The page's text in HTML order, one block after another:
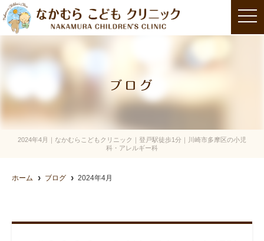
t
o
i
ブログ
2024年4月｜なかむらこどもクリニック｜登戸駅徒歩1分｜川崎市多摩区の小児
科・アレルギー科
ホーム ブログ 2024年4月